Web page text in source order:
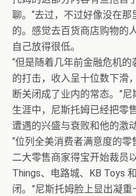
聊。“去过，不过好像没在
的。感觉去百货商店购物的
自己放得很低。
“但是随着几年前金融危机
的打击，收入呈十位数下滑
断关闭成了业内的常态。”
生涯中，尼斯托姆已经把零
遭遇的兴盛与衰败和他的激
“位列全美消费者满意度的
二大零售商家得宝开始裁员
Things、电路城、KB Toys
闭。”尼斯托姆脸上显出凝